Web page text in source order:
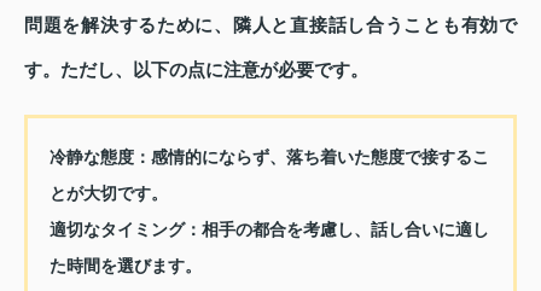
問題を解決するために、隣人と直接話し合うことも有効で
す。ただし、以下の点に注意が必要です。
冷静な態度：感情的にならず、落ち着いた態度で接するこ
とが大切です。
適切なタイミング：相手の都合を考慮し、話し合いに適し
た時間を選びます。